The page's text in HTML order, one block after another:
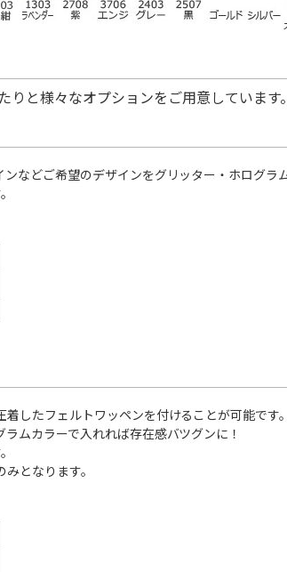
と様々なオプションをご用意しています。
などご希望のデザインをグリッター・ホログラ
したフェルトワッペンを付けることが可能です。
ムカラーで入れれば存在感バツグンに！
となります。